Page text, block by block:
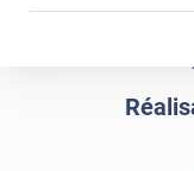
Commander à
propre par